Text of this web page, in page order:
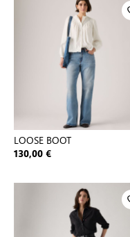
LOOSE BOOT
130,00 €